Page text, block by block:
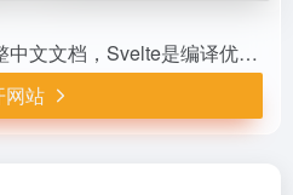
提供Svelte框架完整中文文档，Svelte是编译优化UI框架，使用HTML/CSS/JS编写简洁组件，性能优于传统虚拟DOM。支持交互教程、API参考、SvelteKit指南，社区活跃、开发者满意度高。由Vercel赞助维护，是中国开发者学习现代高性能前端的理想平台。
网站